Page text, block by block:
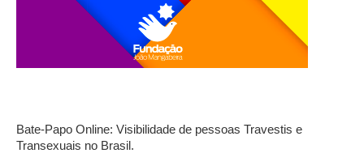
Bate-Papo Online: Visibilidade de pessoas Travestis e
Transexuais no Brasil.